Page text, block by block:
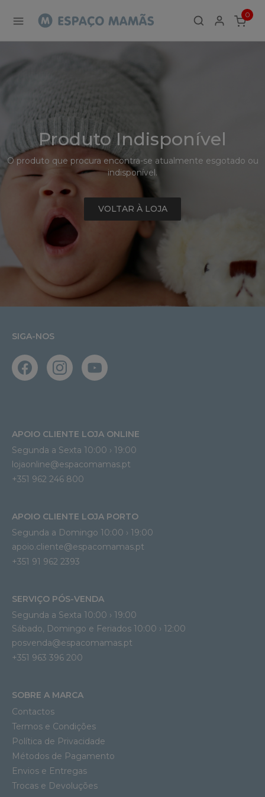
Detalhe
de
Produto
-
Produto
0
ITEMS
Produto Indisponível
O produto que procura encontra-se atualmente esgotado ou
indisponível.
VOLTAR À LOJA
SIGA-NOS
APOIO CLIENTE LOJA ONLINE
Segunda a Sexta 10:00 › 19:00
lojaonline@espacomamas.pt
+351 962 246 800
APOIO CLIENTE LOJA PORTO
Segunda a Domingo 10:00 › 19:00
apoio.cliente@espacomamas.pt
+351 91 962 2393
SERVIÇO PÓS-VENDA
Segunda a Sexta 10:00 › 19:00
Sábado, Domingo e Feriados 10:00 › 12:00
posvenda@espacomamas.pt
+351 963 396 200
SOBRE A MARCA
Contactos
Termos e Condições
Política de Privacidade
Métodos de Pagamento
Envios e Entregas
Trocas e Devoluções